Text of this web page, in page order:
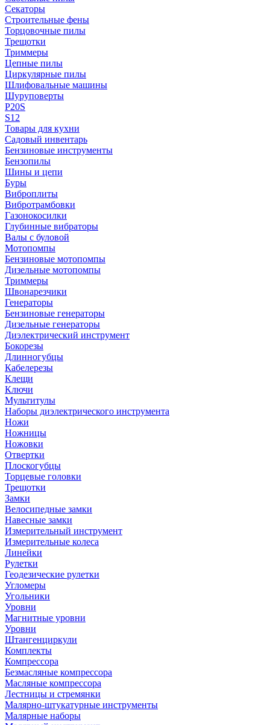
Секаторы
Строительные фены
Торцовочные пилы
Трещотки
Триммеры
Цепные пилы
Циркулярные пилы
Шлифовальные машины
Шуруповерты
P20S
S12
Товары для кухни
Садовый инвентарь
Бензиновые инструменты
Бензопилы
Шины и цепи
Буры
Виброплиты
Вибротрамбовки
Газонокосилки
Глубинные вибраторы
Валы с буловой
Мотопомпы
Бензиновые мотопомпы
Дизельные мотопомпы
Триммеры
Швонарезчики
Генераторы
Бензиновые генераторы
Дизельные генераторы
Диэлектрический инструмент
Бокорезы
Длинногубцы
Кабелерезы
Клещи
Ключи
Мультитулы
Наборы диэлектрического инструмента
Ножи
Ножницы
Ножовки
Отвертки
Плоскогубцы
Торцевые головки
Трещотки
Замки
Велосипедные замки
Навесные замки
Измерительный инструмент
Измерительные колеса
Линейки
Рулетки
Геодезические рулетки
Угломеры
Угольники
Уровни
Магнитные уровни
Уровни
Штангенциркули
Комплекты
Компрессора
Безмасляные компрессора
Масляные компрессора
Лестницы и стремянки
Малярно-штукатурные инструменты
Малярные наборы